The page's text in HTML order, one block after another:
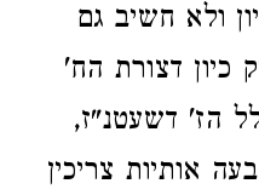
ולא חשיב גם
כיון דצורת הח'
הז' דשעטנ"ז,
אותיות צריכין